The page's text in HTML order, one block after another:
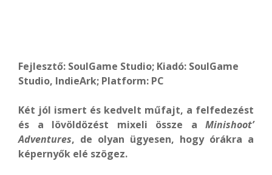
Fejlesztő: SoulGame Studio; Kiadó: SoulGame
Studio, IndieArk; Platform: PC
Két jól ismert és kedvelt műfajt, a felfedezést
és a lövöldözést mixeli össze a Minishoot’
Adventures, de olyan ügyesen, hogy órákra a
képernyők elé szögez.